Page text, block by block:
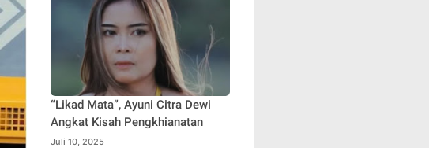
“Likad Mata”, Ayuni Citra Dewi
Angkat Kisah Pengkhianatan
Juli 10, 2025